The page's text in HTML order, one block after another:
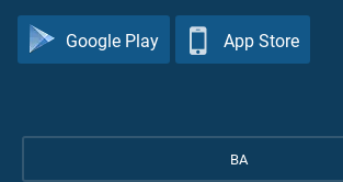
Google Play App Store
BA